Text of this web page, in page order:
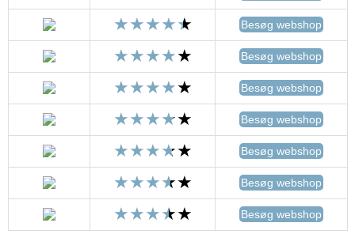
Besøg webshop
Besøg webshop
Besøg webshop
Besøg webshop
Besøg webshop
Besøg webshop
Besøg webshop